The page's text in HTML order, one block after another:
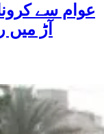
عوام سے
آڑ